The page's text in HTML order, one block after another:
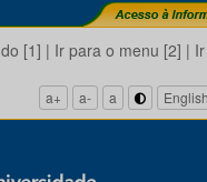
[1] | Ir para o menu [2] |
a+ a- a English